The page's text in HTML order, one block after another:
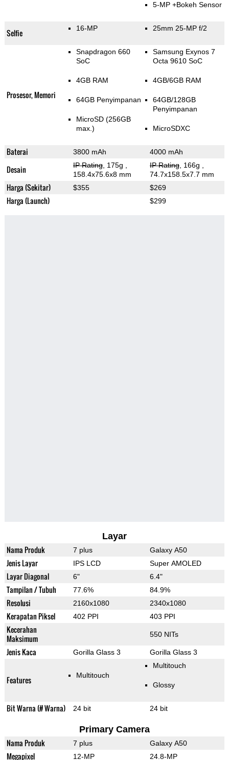
5-MP +Bokeh Sensor
Selfie 16-MP 25mm 25-MP f/2
Prosesor, Memori
Snapdragon 660
SoC
4GB RAM
64GB Penyimpanan
MicroSD (256GB
max.)
Samsung Exynos 7
Octa 9610 SoC
4GB/6GB RAM
64GB/128GB
Penyimpanan
MicroSDXC
Baterai 3800 mAh 4000 mAh
Desain IP Rating, 175g
158.4x75.6x8 mm
IP Rating, 166g
74.7x158.5x7.7 mm
Harga (Sekitar) $355 $269
Harga (Launch) $299
Layar
Nama Produk 7 plus Galaxy A50
Jenis Layar IPS LCD Super AMOLED
Layar Diagonal 6" 6.4"
Tampilan / Tubuh 77.6% 84.9%
Resolusi 2160x1080 2340x1080
Kerapatan Piksel 402 PPI 403 PPI
Kecerahan
Maksimum
550 NITs
Jenis Kaca Gorilla Glass 3 Gorilla Glass 3
Features Multitouch
Multitouch
Glossy
Bit Warna (# Warna) 24 bit 24 bit
Primary Camera
Nama Produk 7 plus Galaxy A50
Megapixel 12-MP 24.8-MP